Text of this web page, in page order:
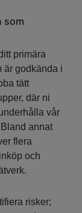
som
primära
är godkända i
tätt
där ni
vår
annat
flera
och
risker;